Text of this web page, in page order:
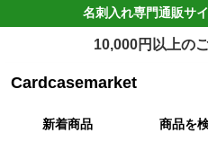
名刺入れ専門通販サ
10,000円以上の
Cardcasemarket
新着商品 商品を